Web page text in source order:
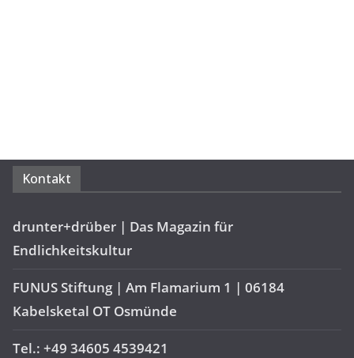
Kontakt
drunter+drüber | Das Magazin für
Endlichkeitskultur
FUNUS Stiftung | Am Flamarium 1 | 06184
Kabelsketal OT Osmünde
Tel.: +49 34605 4539421